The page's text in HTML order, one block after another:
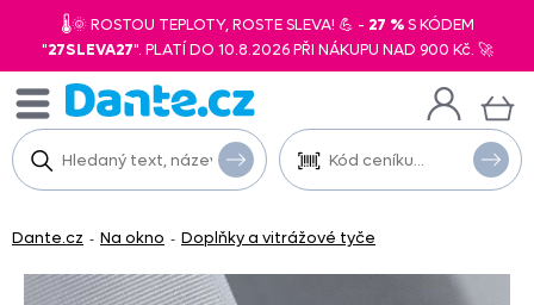
🌡️🌞 ROSTOU TEPLOTY, ROSTE SLEVA! 💪 - 27 %S KÓDEM
"27SLEVA27". PLATÍ DO 10.8.2026 PŘI NÁKUPU NAD 900 Kč. 🚀
Dante.cz - Na okno - Doplňky a vitrážové tyče